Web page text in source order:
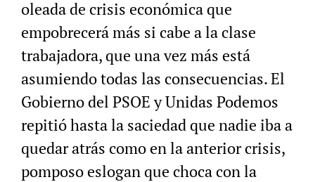
oleada de crisis económica que
empobrecerá más si cabe a la clase
trabajadora, que una vez más está
asumiendo todas las consecuencias. El
Gobierno del PSOE y Unidas Podemos
repitió hasta la saciedad que nadie iba a
quedar atrás como en la anterior crisis,
pomposo eslogan que choca con la